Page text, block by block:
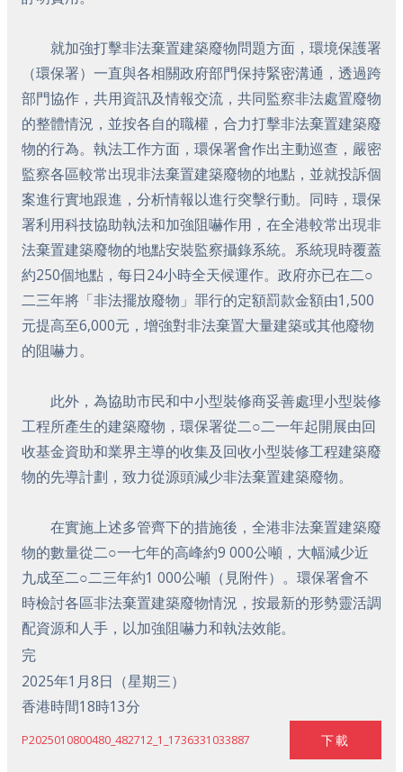
就加強打擊非法棄置建築廢物問題方面，環境保護署
（環保署）一直與各相關政府部門保持緊密溝通，透過跨
部門協作，共用資訊及情報交流，共同監察非法處置廢物
的整體情況，並按各自的職權，合力打擊非法棄置建築廢
物的行為。執法工作方面，環保署會作出主動巡查，嚴密
監察各區較常出現非法棄置建築廢物的地點，並就投訴個
案進行實地跟進，分析情報以進行突擊行動。同時，環保
署利用科技協助執法和加強阻嚇作用，在全港較常出現非
法棄置建築廢物的地點安裝監察攝錄系統。系統現時覆蓋
約250個地點，每日24小時全天候運作。政府亦已在二○
二三年將「非法擺放廢物」罪行的定額罰款金額由1,500
元提高至6,000元，增強對非法棄置大量建築或其他廢物
的阻嚇力。
此外，為協助市民和中小型裝修商妥善處理小型裝修
工程所產生的建築廢物，環保署從二○二一年起開展由回
收基金資助和業界主導的收集及回收小型裝修工程建築廢
物的先導計劃，致力從源頭減少非法棄置建築廢物。
在實施上述多管齊下的措施後，全港非法棄置建築廢
物的數量從二○一七年的高峰約9 000公噸，大幅減少近
九成至二○二三年約1 000公噸（見附件）。環保署會不
時檢討各區非法棄置建築廢物情況，按最新的形勢靈活調
配資源和人手，以加強阻嚇力和執法效能。
完
2025年1月8日（星期三）
香港時間18時13分
P2025010800480_482712_1_1736331033887 下載